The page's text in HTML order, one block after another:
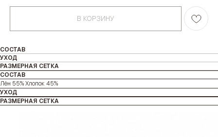
В КОРЗИНУ
СОСТАВ
УХОД
РАЗМЕРНАЯ СЕТКА
СОСТАВ
Лён 55% Хлопок 45%
УХОД
РАЗМЕРНАЯ СЕТКА